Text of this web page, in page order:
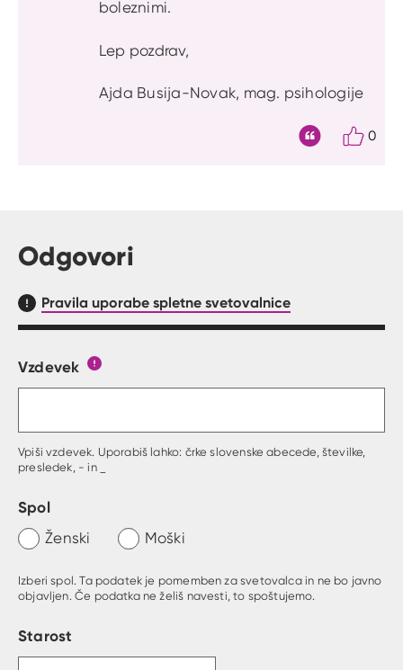
boleznimi.
Lep pozdrav,
Ajda Busija-Novak, mag. psihologije
0
Odgovori
Pravila uporabe spletne svetovalnice
Obrazec, kjer lahko zastaviš vprašanje
Vzdevek
Vpiši vzdevek. Uporabiš lahko: črke slovenske abecede, številke,
presledek, - in _
Spol
Ženski Moški
Izberi spol. Ta podatek je pomemben za svetovalca in ne bo javno
objavljen. Če podatka ne želiš navesti, to spoštujemo.
Starost